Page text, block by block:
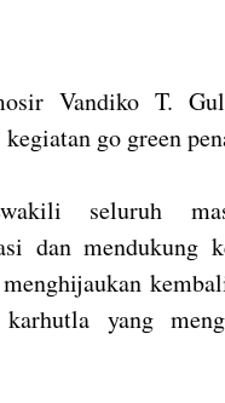
Vandiko T.
kegiatan go green
seluruh
dan
karhutla yang